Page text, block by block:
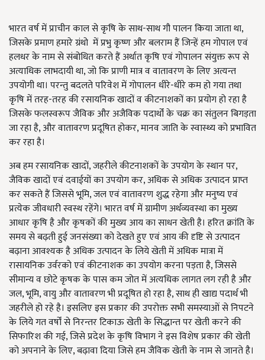
भारत वर्ष में प्राचीन काल से कृषि के साथ-साथ गौ पालन किया जाता था,
जिसके प्रमाण हमारे ग्रंथो में प्रभु कृष्ण और बलराम हैं जिन्हें हम गोपाल एवं
हलधर के नाम से संबोधित करते हैं अर्थात कृषि एवं गोपालन संयुक्त रूप से
अत्याधिक लाभदायी था, जो कि प्राणी मात्र व वातावरण के लिए अत्यन्त
उपयोगी था। परन्तु बदलते परिवेश में गोपालन धीरे-धीरे कम हो गया तथा
कृषि में तरह-तरह की रसायनिक खादों व कीटनाशकों का प्रयोग हो रहा है
जिसके फलस्वरूप जैविक और अजैविक पदार्थों के चक्र का संतुलन बिगड़ता
जा रहा है, और वातावरण प्रदूषित होकर, मानव जाति के स्वास्थ्य को प्रभावित
कर रहा है।
अब हम रसायनिक खादों, जहरीले कीटनाशकों के उपयोग के स्थान पर,
जैविक खादों एवं दवाईयों का उपयोग कर, अधिक से अधिक उत्पादन प्राप्त
कर सकते हैं जिससे भूमि, जल एवं वातावरण शुद्ध रहेगा और मनुष्य एवं
प्रत्येक जीवधारी स्वस्थ रहेंगे। भारत वर्ष में ग्रामीण अर्थव्यवस्था का मुख्य
आधार कृषि है और कृषकों की मुख्य आय का साधन खेती है। हरित क्रांति के
समय से बढ़ती हुई जनसंख्या को देखते हुए एवं आय की दृष्टि से उत्पादन
बढ़ाना आवश्यक है अधिक उत्पादन के लिये खेती में अधिक मात्रा में
रासायनिक उर्वरको एवं कीटनाशक का उपयोग करना पड़ता है, जिससे
सीमान्य व छोटे कृषक के पास कम जोत में अत्यधिक लागत लग रही है और
जल, भूमि, वायु और वातावरण भी प्रदूषित हो रहा है, साथ ही खाद्य पदार्थ भी
जहरीले हो रहे है। इसलिए इस प्रकार की उपरोक्त सभी समस्याओं से निपटने
के लिये गत वर्षों से निरन्तर टिकाऊ खेती के सिद्धान्त पर खेती करने की
सिफारिश की गई, जिसे प्रदेश के कृषि विभाग ने इस विशेष प्रकार की खेती
को अपनाने के लिए, बढ़ावा दिया जिसे हम जैविक खेती के नाम से जानते है।